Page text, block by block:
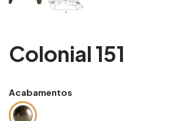
Colonial 151
Acabamentos